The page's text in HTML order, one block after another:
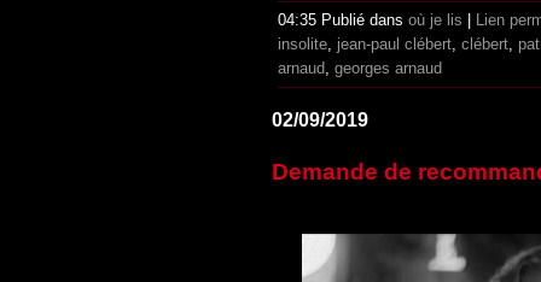
04:35 Publié dans où je lis
Lien
insolite jean-paul clébert clébert
arnaud georges arnaud
02/09/2019
Demande de